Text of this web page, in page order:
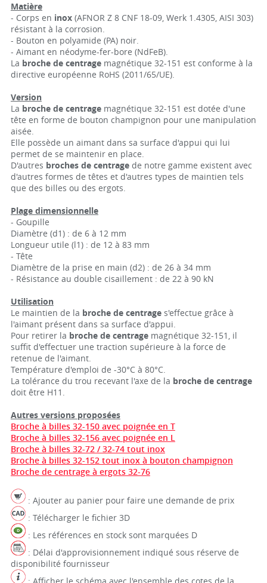
Matière
- Corps en inox(AFNOR Z 8 CNF 18-09, Werk 1.4305, AISI 303)
résistant à la corrosion.
- Bouton en polyamide (PA) noir.
- Aimant en néodyme-fer-bore (NdFeB).
La broche de centragemagnétique 32-151 est conforme à la
directive européenne RoHS (2011/65/UE).
Version
La broche de centragemagnétique 32-151 est dotée d'une
tête en forme de bouton champignon pour une manipulation
aisée.
Elle possède un aimant dans sa surface d'appui qui lui
permet de se maintenir en place.
D'autres broches de centragede notre gamme existent avec
d'autres formes de têtes et d'autres types de maintien tels
que des billes ou des ergots.
Plage dimensionnelle
- Goupille
Diamètre (d1) : de 6 à 12 mm
Longueur utile (l1) : de 12 à 83 mm
- Tête
Diamètre de la prise en main (d2) : de 26 à 34 mm
- Résistance au double cisaillement : de 22 à 90 kN
Utilisation
Le maintien de la broche de centrages'effectue grâce à
l'aimant présent dans sa surface d'appui.
Pour retirer la broche de centragemagnétique 32-151, il
suffit d'effectuer une traction supérieure à la force de
retenue de l'aimant.
Température d'emploi de -30°C à 80°C.
La tolérance du trou recevant l'axe de la broche de centrage
doit être H11.
Autres versions proposées
Broche à billes 32-150 avec poignée en T
Broche à billes 32-156 avec poignée en L
Broche à billes 32-72 / 32-74 tout inox
Broche à billes 32-152 tout inox à bouton champignon
Broche de centrage à ergots 32-76
: Ajouter au panier pour faire une demande de prix
: Télécharger le fichier 3D
: Les références en stock sont marquées D
: Délai d'approvisionnement indiqué sous réserve de
disponibilité fournisseur